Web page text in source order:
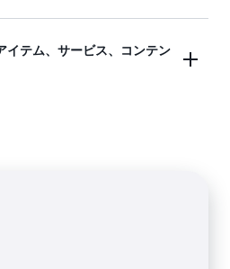
メンデーションをランク付
商品、期間限定のプロモー
イテム、サービス、コンテン
テムを比較したりするのに